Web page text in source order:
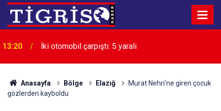
13:20 İki otomobil çarpıştı: 5 yaralı
Anasayfa Bölge Elazığ
Murat Nehri'ne giren çocuk
gözlerden kayboldu